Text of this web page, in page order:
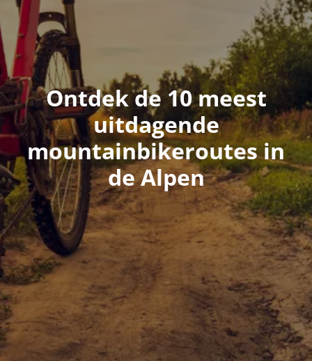
Ontdek de 10 meest
uitdagende
mountainbikeroutes in
de Alpen